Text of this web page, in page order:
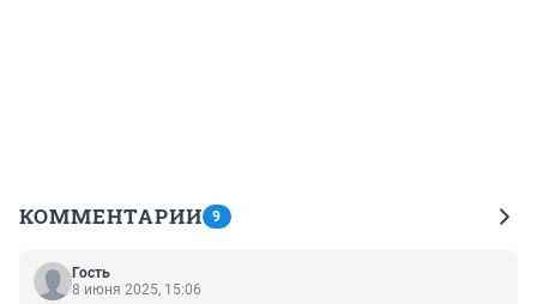
КОММЕНТАРИИ 9
Гость
8 июня 2025, 15:06